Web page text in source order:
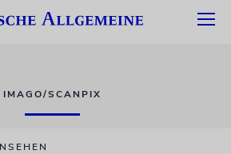
IMAGO/SCANPIX